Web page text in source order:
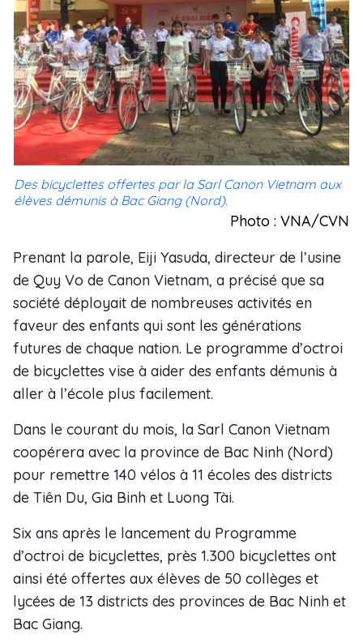
Des bicyclettes offertes par la Sarl Canon Vietnam aux
élèves démunis à Bac Giang (Nord).
Photo : VNA/CVN
Prenant la parole, Eiji Yasuda, directeur de l’usine
de Quy Vo de Canon Vietnam, a précisé que sa
société déployait de nombreuses activités en
faveur des enfants qui sont les générations
futures de chaque nation. Le programme d’octroi
de bicyclettes vise à aider des enfants démunis à
aller à l’école plus facilement.
Dans le courant du mois, la Sarl Canon Vietnam
coopérera avec la province de Bac Ninh (Nord)
pour remettre 140 vélos à 11 écoles des districts
de Tiên Du, Gia Binh et Luong Tài.
Six ans après le lancement du Programme
d’octroi de bicyclettes, près 1.300 bicyclettes ont
ainsi été offertes aux élèves de 50 collèges et
lycées de 13 districts des provinces de Bac Ninh et
Bac Giang.